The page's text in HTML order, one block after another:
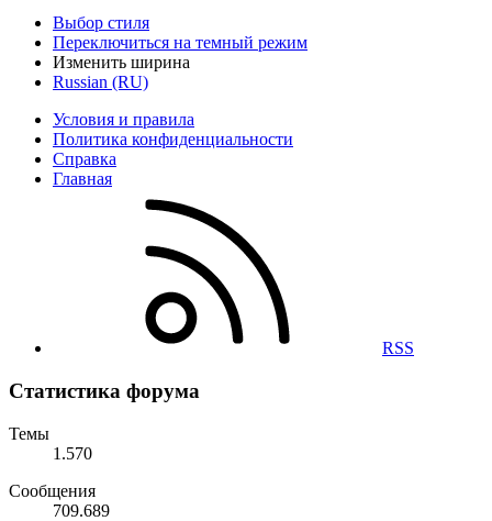
Выбор стиля
Переключиться на темный режим
Изменить ширина
Russian (RU)
Условия и правила
Политика конфиденциальности
Справка
Главная
RSS
Статистика форума
Темы
1.570
Сообщения
709.689